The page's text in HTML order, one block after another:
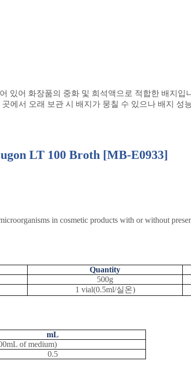
있어 화장품의 중화 및 희석액으로 적합한 배지입
에서 오래 보관 시 배지가 뭉칠 수 있으나 배지 성
LT 100 Broth [MB-E0933]
in cosmetic products with or without
Quantity
500g
1 vial(0.5ml/실온)
mL
of medium)
0.5